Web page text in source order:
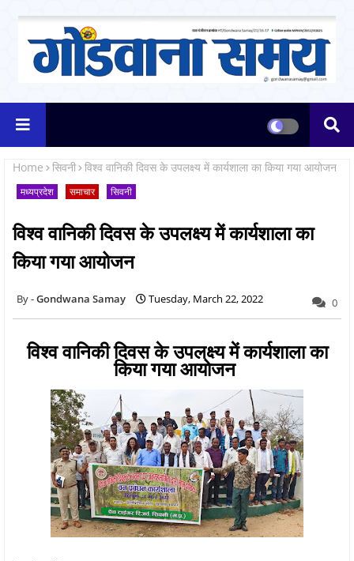
Home सिवनी विश्व वानिकी दिवस के उपलक्ष्य में कार्यशाला का किया गया आयोजन
मध्यप्रदेश समाचार सिवनी
विश्व वानिकी दिवस के उपलक्ष्य में कार्यशाला का
किया गया आयोजन
Gondwana Samay Tuesday, March 22, 2022 0
विश्व वानिकी दिवस के उपलक्ष्य में कार्यशाला का
किया गया आयोजन